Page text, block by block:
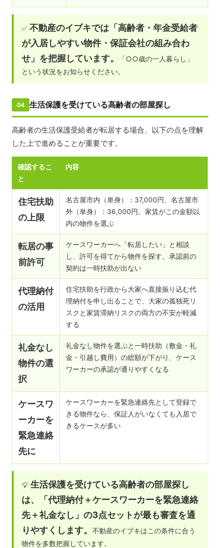
✅不動産のイブキでは「高齢者・年金受給者
が入居しやすい物件・保証会社の組み合わ
せ」を把握しています。
「○○歳の一人暮らし」
という状況をお知らせください。
04 生活保護を受けている高齢者の部屋探し
高齢者の生活保護受給者が転居する場合、以下の点を理解
した上で進めることが重要です。
確認するこ
と
内容
住宅扶助
の上限
名古屋市内（単身）：37,000円、名古屋市
外（単身）：36,000円。家賃がこの金額以
内の物件を選ぶ
転居の事
前許可
ケースワーカーへ「転居したい」と相談
し、許可を得てから物件を探す。承認前の
契約は一時扶助が出ない
代理納付
の活用
住宅扶助を行政から大家へ直接振り込む代
理納付を申し出ることで、大家の孤独死リ
スクと家賃滞納リスクの両方の不安が軽減
する
礼金なし
物件の選
択
礼金なし物件を選ぶと一時扶助（敷金・礼
金・引越し費用）の総額が下がり、ケース
ワーカーの承認が通りやすくなる
ケースワ
ーカーを
緊急連絡
先に
ケースワーカーを緊急連絡先として登録で
きる物件なら、保証人がいなくても入居で
きるケースが多い
💡生活保護を受けている高齢者の部屋探し
は、「代理納付＋ケースワーカーを緊急連絡
先＋礼金なし」の3点セットが最も審査を通
りやすくします。不動産のイブキはこの条件に合う
物件を多数把握しています。